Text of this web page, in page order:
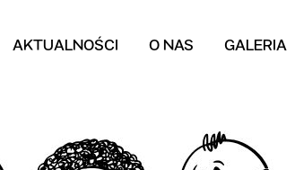
AKTUALNOŚCI O NAS GALERIA